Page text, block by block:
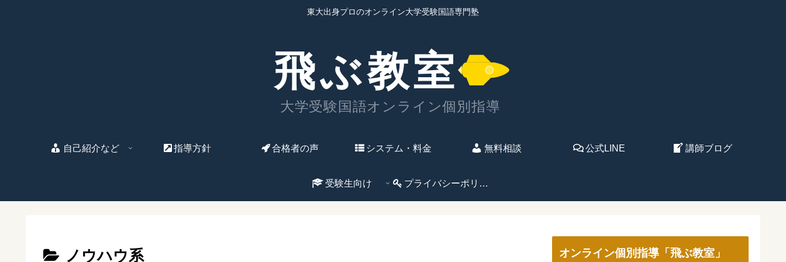
東大出身プロのオンライン大学受験国語専門塾
自己紹介など 指導方針 合格者の声 システム・料金 無料相談 公式LINE 講師ブログ
受験生向け プライバシーポリシー
ノウハウ系 オンライン個別指導「飛ぶ教室」